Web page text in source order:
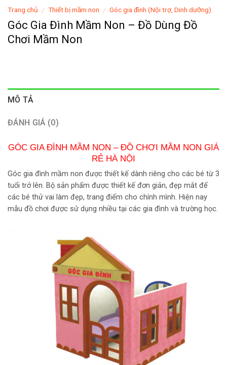
Trang chủ / Thiết bị mầm non / Góc gia đình (Nội trợ, Dinh dưỡng)
Góc Gia Đình Mầm Non – Đồ Dùng Đồ
Chơi Mầm Non
MÔ TẢ
ĐÁNH GIÁ (0)
GÓC GIA ĐÌNH MẦM NON – ĐỒ CHƠI MẦM NON GIÁ
RẺ HÀ NỘI
Góc gia đình mầm non được thiết kế dành riêng cho các bé từ 3
tuổi trở lên. Bộ sản phẩm được thiết kế đơn giản, đẹp mắt để
các bé thử vai làm đẹp, trang điểm cho chính mình. Hiện nay
mẫu đồ chơi được sử dụng nhiều tại các gia đình và trường học.